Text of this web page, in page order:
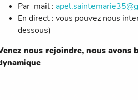
Par mail :
En direct : vous pouvez nous
dessous)
nous rejoindre, nous avons